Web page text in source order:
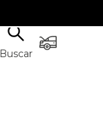
Buscar